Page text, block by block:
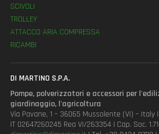
SCIVOLI
TROLLEY
ATTACCO ARIA COMPRESSA
RICAMBI
DI MARTINO S.P.A.
Pompe, polverizzatori e accessori per
giardinaggio, l'agricoltura
Via Pavane, 1 – 36065 Mussolente (VI) – Italy
IT 02647260245 Rea VI/263354 | Cap. Soc.